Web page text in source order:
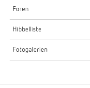
Foren
Hibbelliste
Fotogalerien